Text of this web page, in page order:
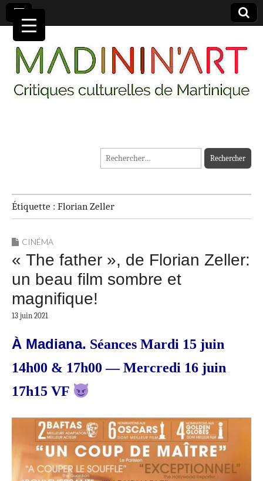
MADININ'ART
Rechercher :
Étiquette : Florian Zeller
CINÉMA
« The father », de Florian Zeller:
un beau film sombre et
magnifique!
13 juin 2021
À Madiana. Séances Mardi 15 juin
14h00 & 17h00 — Mercredi 16 juin
17h15 VF